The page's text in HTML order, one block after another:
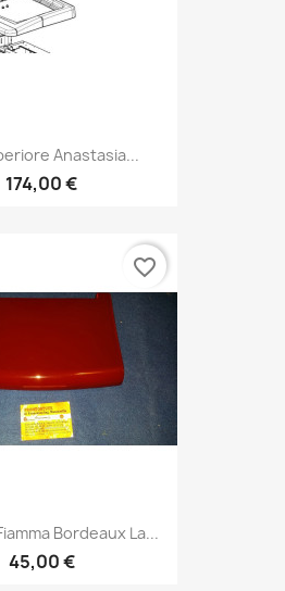
Anastasia...
174,00 €
Bordeaux La...
45,00 €
favorite_border